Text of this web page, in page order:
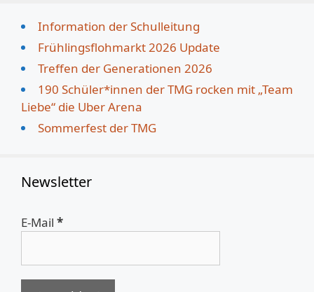
Information der Schulleitung
Frühlingsflohmarkt 2026 Update
Treffen der Generationen 2026
190 Schüler*innen der TMG rocken mit „Team
Liebe“ die Uber Arena
Sommerfest der TMG
Newsletter
E-Mail *